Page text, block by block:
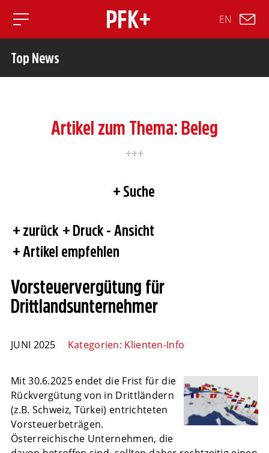
Toggle mobile navigation
EN
Top News
Artikel zum Thema: Beleg
Suche
zurück
Druck - Ansicht
Artikel empfehlen
Vorsteuervergütung für
Drittlandsunternehmer
JUNI 2025 Kategorien: Klienten-Info
Mit 30.6.2025 endet die Frist für die
Rückvergütung von in Drittländern
(z.B. Schweiz, Türkei) entrichteten
Vorsteuerbeträgen.
Österreichische Unternehmen, die